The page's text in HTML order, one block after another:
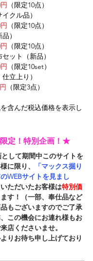
（限定10点）
クル品）
（限定10点）
）
（限定10点）
ット（新品）
（限定10set）
立上り）
（限定3点）
含んだ税込価格を表示し
限定！特別企画！★
して期間中このサイトを
に限り、
「マックス掘り
WEBサイトを見まし
ただいたお客様は特別価
す！（一部、奉仕品など
もございますのでご了承
この機会にお連れ様もお
店くださいませ。
りお待ち申し上げており